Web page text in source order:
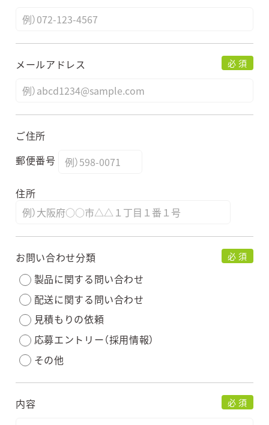
メールアドレス 必 須
ご住所
郵便番号
住所
お問い合わせ分類 必 須
製品に関する問い合わせ
配送に関する問い合わせ
見積もりの依頼
応募エントリー（採用情報）
その他
内容 必 須